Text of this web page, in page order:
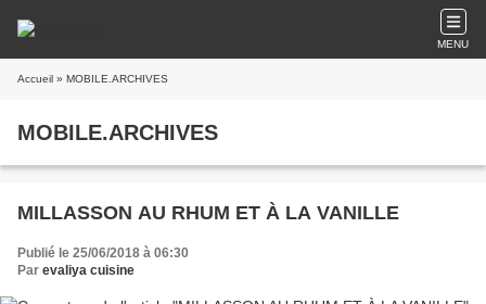
MENU
Accueil » MOBILE.ARCHIVES
MOBILE.ARCHIVES
MILLASSON AU RHUM ET À LA VANILLE
Publié le 25/06/2018 à 06:30
Par evaliya cuisine